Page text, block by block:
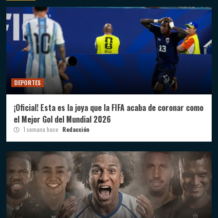
DEPORTES
¡Oficial! Esta es la joya que la FIFA acaba de coronar como
el Mejor Gol del Mundial 2026
1 semana hace Redacción